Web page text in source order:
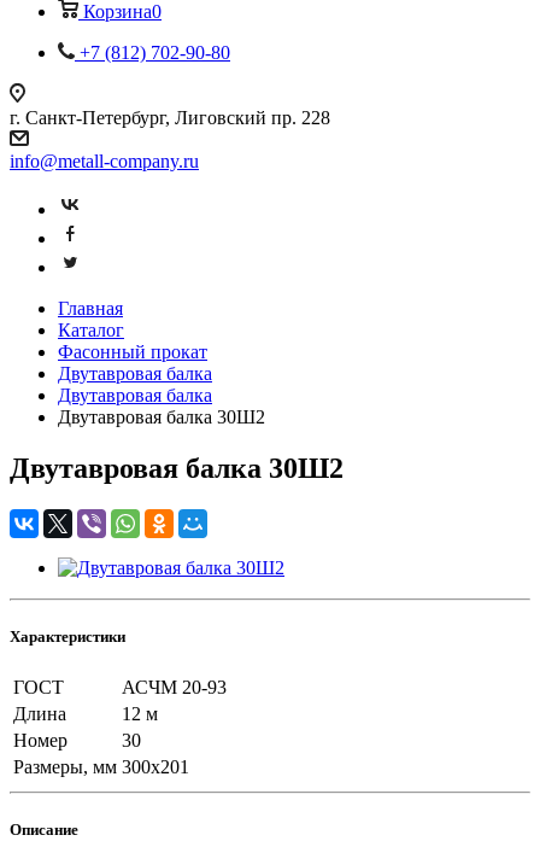
Корзина0
+7 (812) 702-90-80
г. Санкт-Петербург, Лиговский пр. 228
info@metall-company.ru
Главная
Каталог
Фасонный прокат
Двутавровая балка
Двутавровая балка
Двутавровая балка 30Ш2
Двутавровая балка 30Ш2
Характеристики
ГОСТ
АСЧМ 20-93
Длина
12 м
Номер
30
Размеры, мм 300x201
Описание